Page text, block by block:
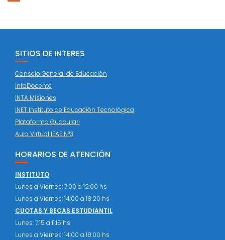
SITIOS DE INTERES
Consejo General de Educación
InfoDocente
INTA Misiones
INET Instituto de Educación Tecnológica
Plataforma Guacurari
Aula Virtual IEAE N°3
HORARIOS DE ATENCIÓN
INSTITUTO
Lunes a Viernes: 7:00 a 12:00 hs
Lunes a Viernes: 14:00 a 18:20 hs
CUOTAS Y BECAS ESTUDIANTIL
Lunes: 7:15 a 11:15 hs
Lunes a Viernes: 14:00 a 18:00 hs